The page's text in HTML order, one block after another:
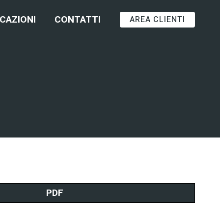
CONTATTI AREA CLIENTI
PDF